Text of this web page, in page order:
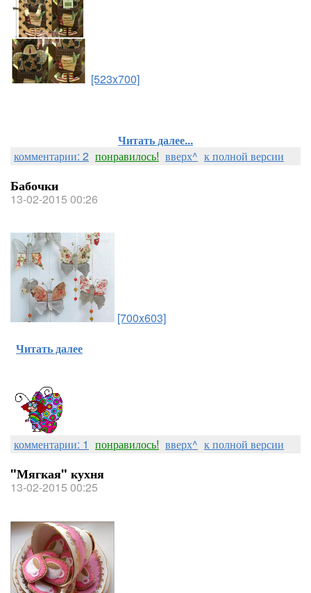
[523x700]
Читать далее...
комментарии: 2 понравилось! вверх^ к полной версии
Бабочки
13-02-2015 00:26
[700x603]
Читать далее
комментарии: 1 понравилось! вверх^ к полной версии
"Мягкая" кухня
13-02-2015 00:25